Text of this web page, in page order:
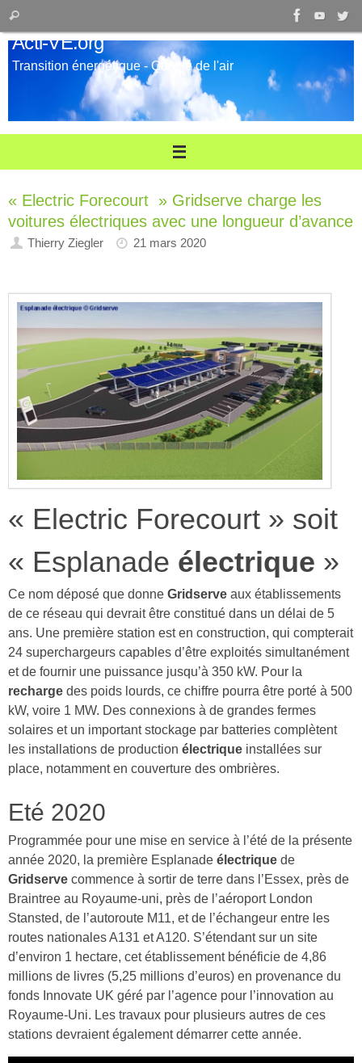
Passer
au
contenu
pour
:
Rechercher
Acti-VE.org
Transition énergétique - Qualité de l'air
« Electric Forecourt » Gridserve charge les
voitures électriques avec une longueur d’avance
Thierry Ziegler 21 mars 2020
« Electric Forecourt » soit
« Esplanade électrique »
Ce nom déposé que donne Gridserve aux établissements
de ce réseau qui devrait être constitué dans un délai de 5
ans. Une première station est en construction, qui compterait
24 superchargeurs capables d’être exploités simultanément
et de fournir une puissance jusqu’à 350 kW. Pour la
recharge des poids lourds, ce chiffre pourra être porté à 500
kW, voire 1 MW. Des connexions à de grandes fermes
solaires et un important stockage par batteries complètent
les installations de production électrique installées sur
place, notamment en couverture des ombrières.
Eté 2020
Programmée pour une mise en service à l’été de la présente
année 2020, la première Esplanade électrique de
Gridserve commence à sortir de terre dans l’Essex, près de
Braintree au Royaume-uni, près de l’aéroport London
Stansted, de l’autoroute M11, et de l’échangeur entre les
routes nationales A131 et A120. S’étendant sur un site
d’environ 1 hectare, cet établissement bénéficie de 4,86
millions de livres (5,25 millions d’euros) en provenance du
fonds Innovate UK géré par l’agence pour l’innovation au
Royaume-Uni. Les travaux pour plusieurs autres de ces
stations devraient également démarrer cette année.